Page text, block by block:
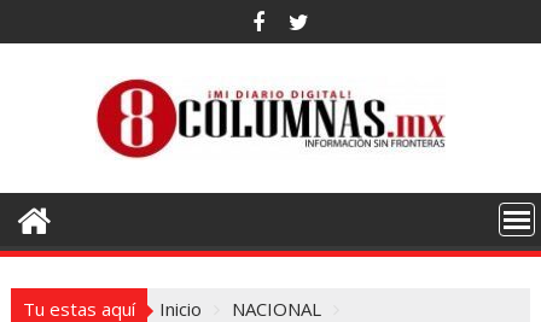
al
Tu estas aquí Inicio
NACIONAL